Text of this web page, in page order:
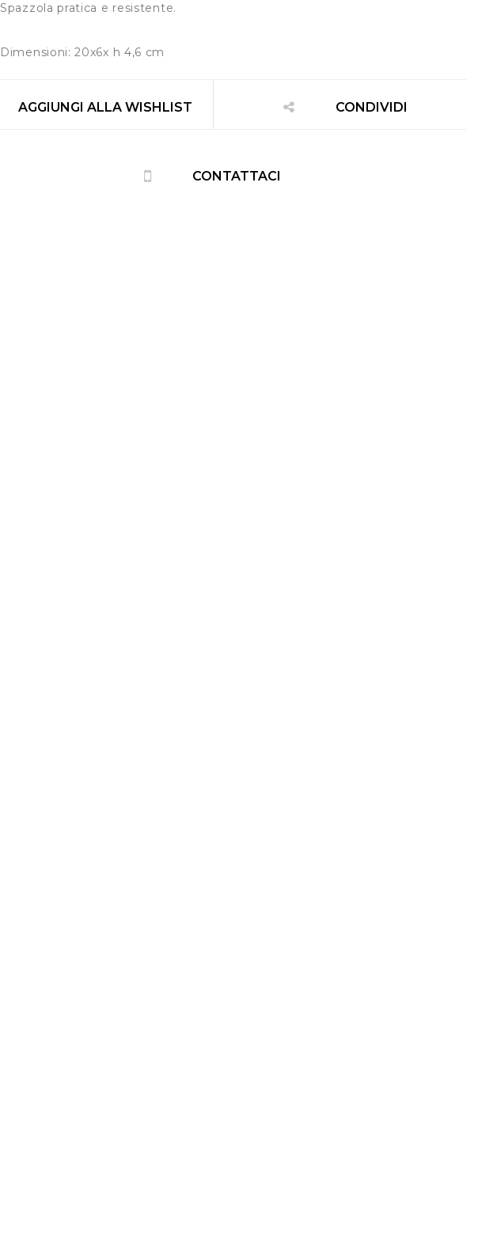
Spazzola pratica e resistente.
Dimensioni: 20x6x h 4,6 cm
AGGIUNGI ALLA WISHLIST CONDIVIDI
CONTATTACI